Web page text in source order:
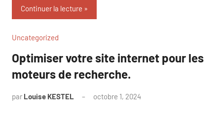
Continuer la lecture
Uncategorized
Optimiser votre site internet pour les
moteurs de recherche.
par Louise KESTEL octobre 1, 2024